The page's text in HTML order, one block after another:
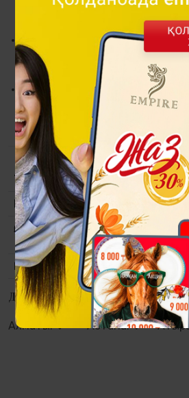
мағына бар. Мысалы, шиыршықтар
мәңгілік қозғалысты бейнелейді.
Мұндай роллер қалам басшыға
мұрасы мен дәстүрлері бар
болады.
Бұйымның материалы да жоғары
– жоғарғы сапалы шайыр. Бірегей
ағаштан жасалған.
Топтама
Сақ аңыздары
Материалы
Қалам: шайыр,
Өлшемі
Кейстің өлшемі:
Қаламның
Қаптама
Сыйлық кейс:
Дүкендерде қолжетімділік
Алматы: Астана: